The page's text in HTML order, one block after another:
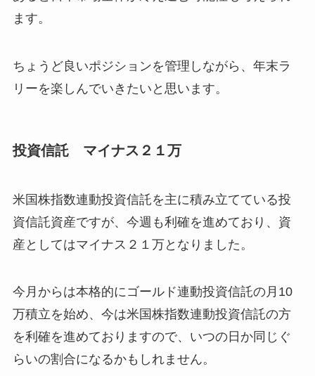
ます。
ちょうど良いポジションを管理しながら、年末ラ
リーを楽しんでいきたいと思います。
投資信託 マイナス２１万
米国株指数連動投資信託を主に積み立てている投
資信託資産ですが、今週も利確を進めており、資
産としてはマイナス２１万となりました。
今月からは本格的にゴールド連動投資信託の月10
万積立を始め、今は米国株指数連動投資信託の方
を利確を進めておりますので、いつの日か同じぐ
らいの割合になるかもしれません。